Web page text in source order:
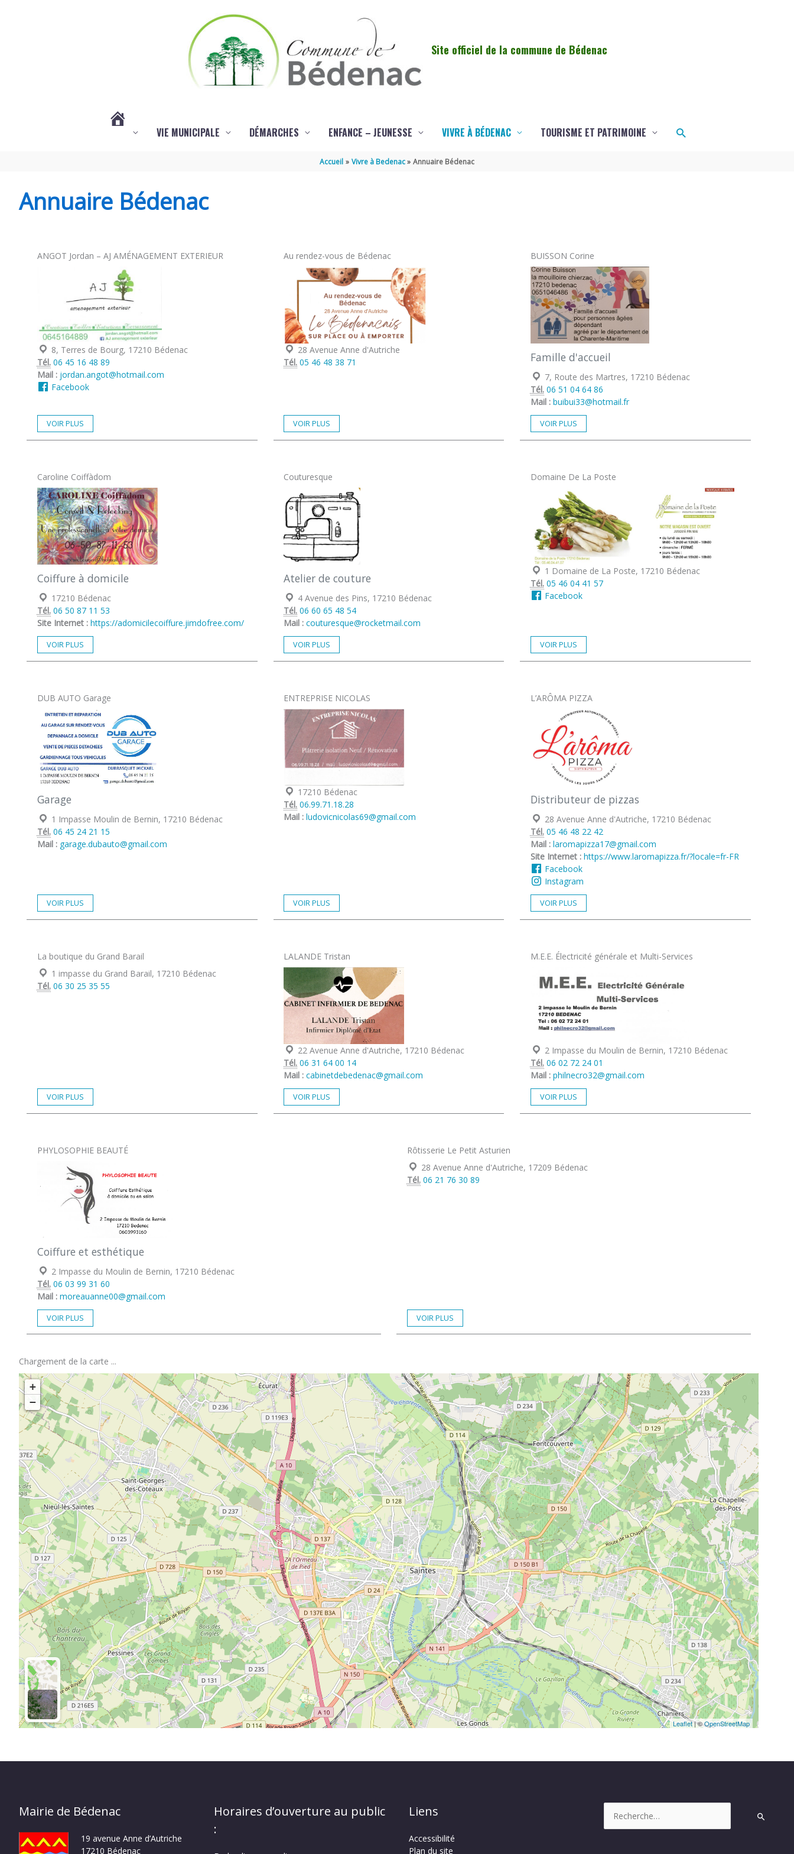
Site officiel de la commune de Bédenac
(PAS
TITRE)
VIE MUNICIPALE DÉMARCHES ENFANCE – JEUNESSE VIVRE À BÉDENAC TOURISME ET PATRIMOINE Rechercher
Accueil Vivre à Bedenac Annuaire Bédenac
Annuaire Bédenac
ANGOT Jordan – AJ AMÉNAGEMENT EXTERIEUR
Localisation :
8, Terres de Bourg, 17210 Bédenac
Tél. 06 45 16 48 89
Mail : jordan.angot@hotmail.com
Facebook
VOIR PLUS
Au rendez-vous de Bédenac
Localisation :
28 Avenue Anne d'Autriche
Tél. 05 46 48 38 71
VOIR PLUS
BUISSON Corine
Famille d'accueil
Localisation :
7, Route des Martres, 17210 Bédenac
Tél. 06 51 04 64 86
Mail : buibui33@hotmail.fr
VOIR PLUS
Caroline Coiffàdom
Coiffure à domicile
Localisation :
17210 Bédenac
Tél. 06 50 87 11 53
Site Internet : https://adomicilecoiffure.jimdofree.com/
VOIR PLUS
Couturesque
Atelier de couture
Localisation :
4 Avenue des Pins, 17210 Bédenac
Tél. 06 60 65 48 54
Mail :couturesque@rocketmail.com
VOIR PLUS
Domaine De La Poste
Localisation :
1 Domaine de La Poste, 17210 Bédenac
Tél. 05 46 04 41 57
Facebook
VOIR PLUS
DUB AUTO Garage
Garage
Localisation :
1 Impasse Moulin de Bernin, 17210 Bédenac
Tél. 06 45 24 21 15
Mail : garage.dubauto@gmail.com
VOIR PLUS
ENTREPRISE NICOLAS
Localisation :
17210 Bédenac
Tél. 06.99.71.18.28
Mail :ludovicnicolas69@gmail.com
VOIR PLUS
L’ARÔMA PIZZA
Distributeur de pizzas
Localisation :
28 Avenue Anne d'Autriche, 17210 Bédenac
Tél. 05 46 48 22 42
Mail : laromapizza17@gmail.com
Site Internet : https://www.laromapizza.fr/?locale=fr-FR
Facebook
Instagram
VOIR PLUS
La boutique du Grand Barail
Localisation :
1 impasse du Grand Barail, 17210 Bédenac
Tél. 06 30 25 35 55
VOIR PLUS
LALANDE Tristan
Localisation :
22 Avenue Anne d'Autriche, 17210 Bédenac
Tél. 06 31 64 00 14
Mail :cabinetdebedenac@gmail.com
VOIR PLUS
M.E.E. Électricité générale et Multi-Services
Localisation :
2 Impasse du Moulin de Bernin, 17210 Bédenac
Tél. 06 02 72 24 01
Mail : philnecro32@gmail.com
VOIR PLUS
PHYLOSOPHIE BEAUTÉ
Coiffure et esthétique
Localisation :
2 Impasse du Moulin de Bernin, 17210 Bédenac
Tél. 06 03 99 31 60
Mail : moreauanne00@gmail.com
VOIR PLUS
Rôtisserie Le Petit Asturien
Localisation :
28 Avenue Anne d'Autriche, 17209 Bédenac
Tél. 06 21 76 30 89
VOIR PLUS
Chargement de la carte ...
+
−
Leaflet| ©OpenStreetMap
Mairie de Bédenac
19 avenue Anne d’Autriche
17210 Bédenac
Horaires d’ouverture au public
:
Liens
Accessibilité
Plan du site